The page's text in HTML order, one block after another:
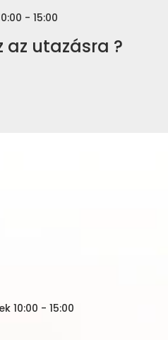
- 15:00
az utazásra ?
10:00 - 15:00